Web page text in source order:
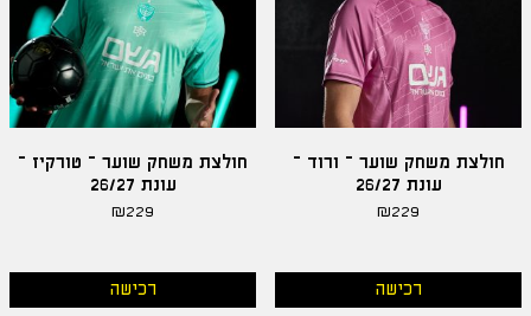
חולצת משחק שוער – ורוד –
עונת 26/27
₪229
רכישה
חולצת משחק שוער – טורקיז –
עונת 26/27
₪229
רכישה